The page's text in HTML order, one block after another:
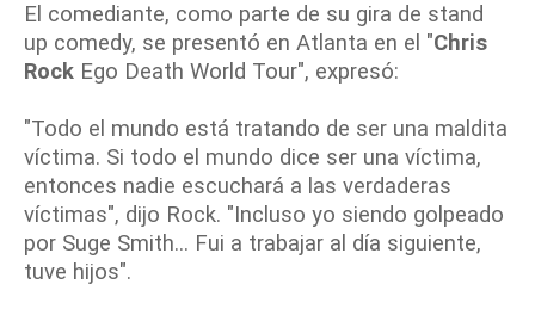
El comediante, como parte de su gira de stand
up comedy, se presentó en Atlanta en el "Chris
Rock Ego Death World Tour", expresó:
"Todo el mundo está tratando de ser una maldita
víctima. Si todo el mundo dice ser una víctima,
entonces nadie escuchará a las verdaderas
víctimas", dijo Rock. "Incluso yo siendo golpeado
por Suge Smith... Fui a trabajar al día siguiente,
tuve hijos".